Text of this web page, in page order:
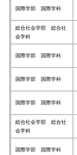
国際学部 国際学科
総合社会学部 総合社
会学科
国際学部 国際学科
国際学部 国際学科
国際学部 国際学科
総合社会学部 総合社
会学科
国際学部 国際学科